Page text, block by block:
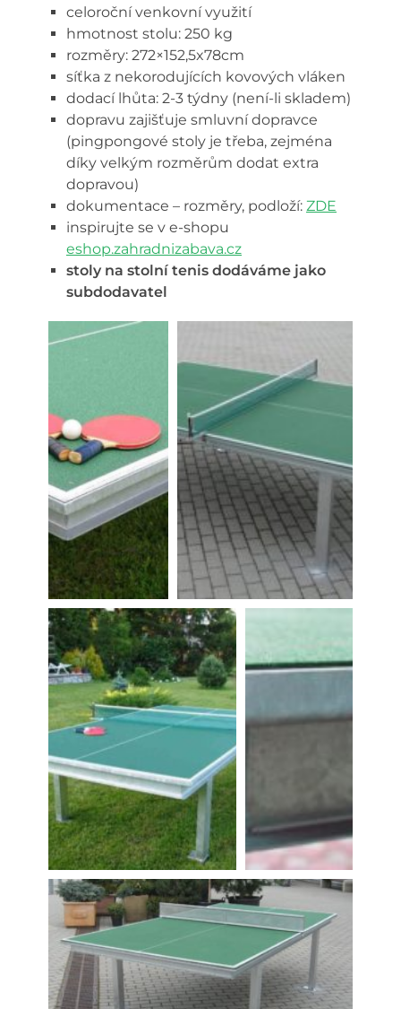
celoroční venkovní využití
hmotnost stolu: 250 kg
rozměry: 272×152,5x78cm
síťka z nekorodujících kovových vláken
dodací lhůta: 2-3 týdny (není-li skladem)
dopravu zajišťuje smluvní dopravce
(pingpongové stoly je třeba, zejména
díky velkým rozměrům dodat extra
dopravou)
dokumentace – rozměry, podloží: ZDE
inspirujte se v e-shopu
eshop.zahradnizabava.cz
stoly na stolní tenis dodáváme jako
subdodavatel